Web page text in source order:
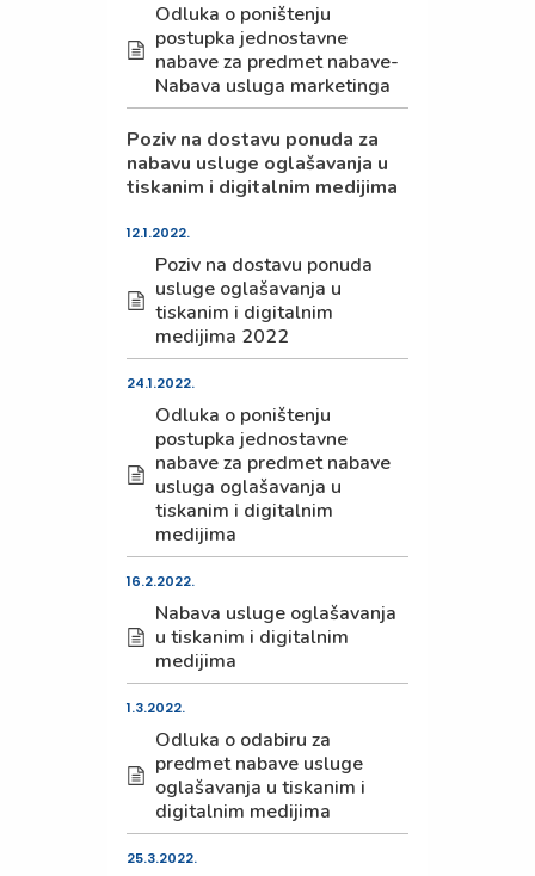
Odluka o poništenju
postupka jednostavne
nabave za predmet nabave-
Nabava usluga marketinga
Poziv na dostavu ponuda za
nabavu usluge oglašavanja u
tiskanim i digitalnim medijima
12.1.2022.
Poziv na dostavu ponuda
usluge oglašavanja u
tiskanim i digitalnim
medijima 2022
24.1.2022.
Odluka o poništenju
postupka jednostavne
nabave za predmet nabave
usluga oglašavanja u
tiskanim i digitalnim
medijima
16.2.2022.
Nabava usluge oglašavanja
u tiskanim i digitalnim
medijima
1.3.2022.
Odluka o odabiru za
predmet nabave usluge
oglašavanja u tiskanim i
digitalnim medijima
25.3.2022.